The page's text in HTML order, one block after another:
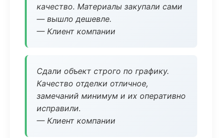
качество. Материалы закупали сами
— вышло дешевле.
— Клиент компании
Сдали объект строго по графику.
Качество отделки отличное,
замечаний минимум и их оперативно
исправили.
— Клиент компании